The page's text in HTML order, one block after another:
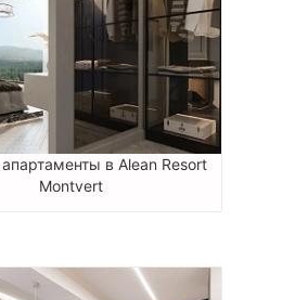
в Alean Resort
Montvert